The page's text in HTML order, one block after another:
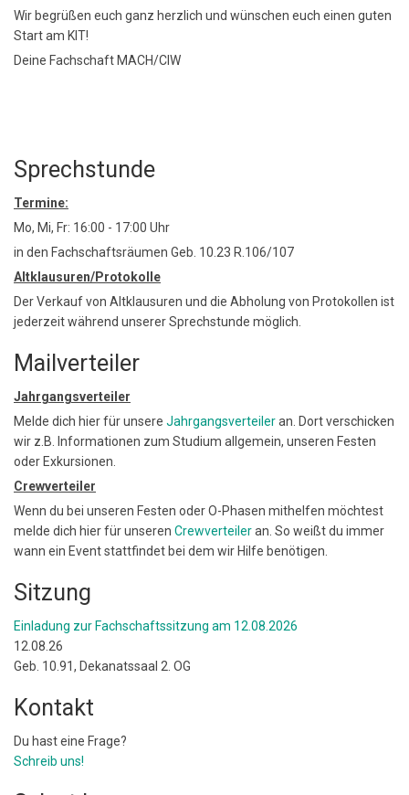
Wir begrüßen euch ganz herzlich und wünschen euch einen guten
Start am KIT!
Deine Fachschaft MACH/CIW
Sprechstunde
Termine:
Mo, Mi, Fr: 16:00 - 17:00 Uhr
in den Fachschaftsräumen Geb. 10.23 R.106/107
Altklausuren/Protokolle
Der Verkauf von Altklausuren und die Abholung von Protokollen ist
jederzeit während unserer Sprechstunde möglich.
Mailverteiler
Jahrgangsverteiler
Melde dich hier für unsere Jahrgangsverteileran. Dort verschicken
wir z.B. Informationen zum Studium allgemein, unseren Festen
oder Exkursionen.
Crewverteiler
Wenn du bei unseren Festen oder O-Phasen mithelfen möchtest
melde dich hier für unseren Crewverteileran. So weißt du immer
wann ein Event stattfindet bei dem wir Hilfe benötigen.
Sitzung
Einladung zur Fachschaftssitzung am 12.08.2026
12.08.26
Geb. 10.91, Dekanatssaal 2. OG
Kontakt
Du hast eine Frage?
Schreib uns!